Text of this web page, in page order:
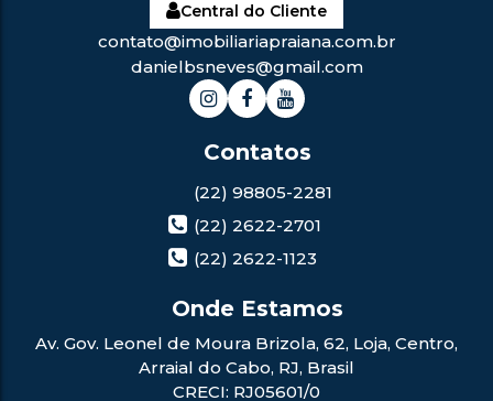
Central do Cliente
contato@imobiliariapraiana.com.br
danielbsneves@gmail.com
(22) 98805-2281
(22) 2622-2701
(22) 2622-1123
Av. Gov. Leonel de Moura Brizola, 62, Loja, Centro,
Arraial do Cabo, RJ, Brasil
CRECI: RJ05601/0